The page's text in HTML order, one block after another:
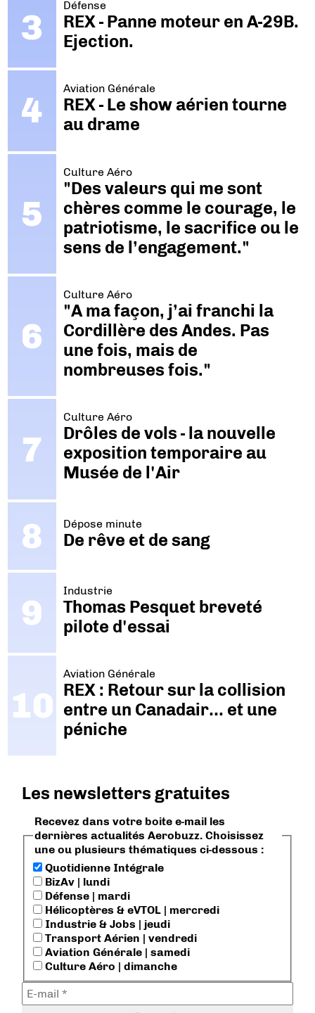
Défense
REX - Panne moteur en A-29B.
Ejection.
Aviation Générale
REX - Le show aérien tourne
au drame
Culture Aéro
"Des valeurs qui me sont
chères comme le courage, le
patriotisme, le sacrifice ou le
sens de l’engagement."
Culture Aéro
"A ma façon, j’ai franchi la
Cordillère des Andes. Pas
une fois, mais de
nombreuses fois."
Culture Aéro
Drôles de vols - la nouvelle
exposition temporaire au
Musée de l'Air
Dépose minute
De rêve et de sang
Industrie
Thomas Pesquet breveté
pilote d'essai
Aviation Générale
REX : Retour sur la collision
entre un Canadair… et une
péniche
Les newsletters gratuites
Recevez dans votre boite e-mail les
dernières actualités Aerobuzz. Choisissez
une ou plusieurs thématiques ci-dessous :
Quotidienne Intégrale
BizAv | lundi
Défense | mardi
Hélicoptères & eVTOL | mercredi
Industrie & Jobs | jeudi
Transport Aérien | vendredi
Aviation Générale | samedi
Culture Aéro | dimanche